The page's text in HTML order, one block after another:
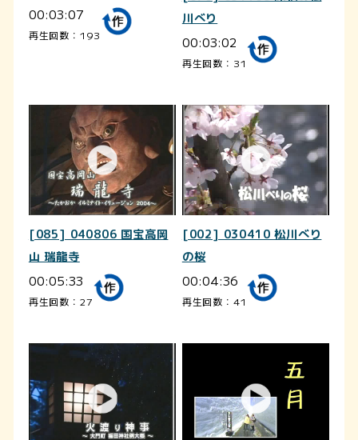
00:03:07
再生回数：193
川べり
00:03:02
再生回数：31
[085] 040806 国宝高岡
山 瑞龍寺
00:05:33
再生回数：27
[002] 030410 松川べり
の桜
00:04:36
再生回数：41